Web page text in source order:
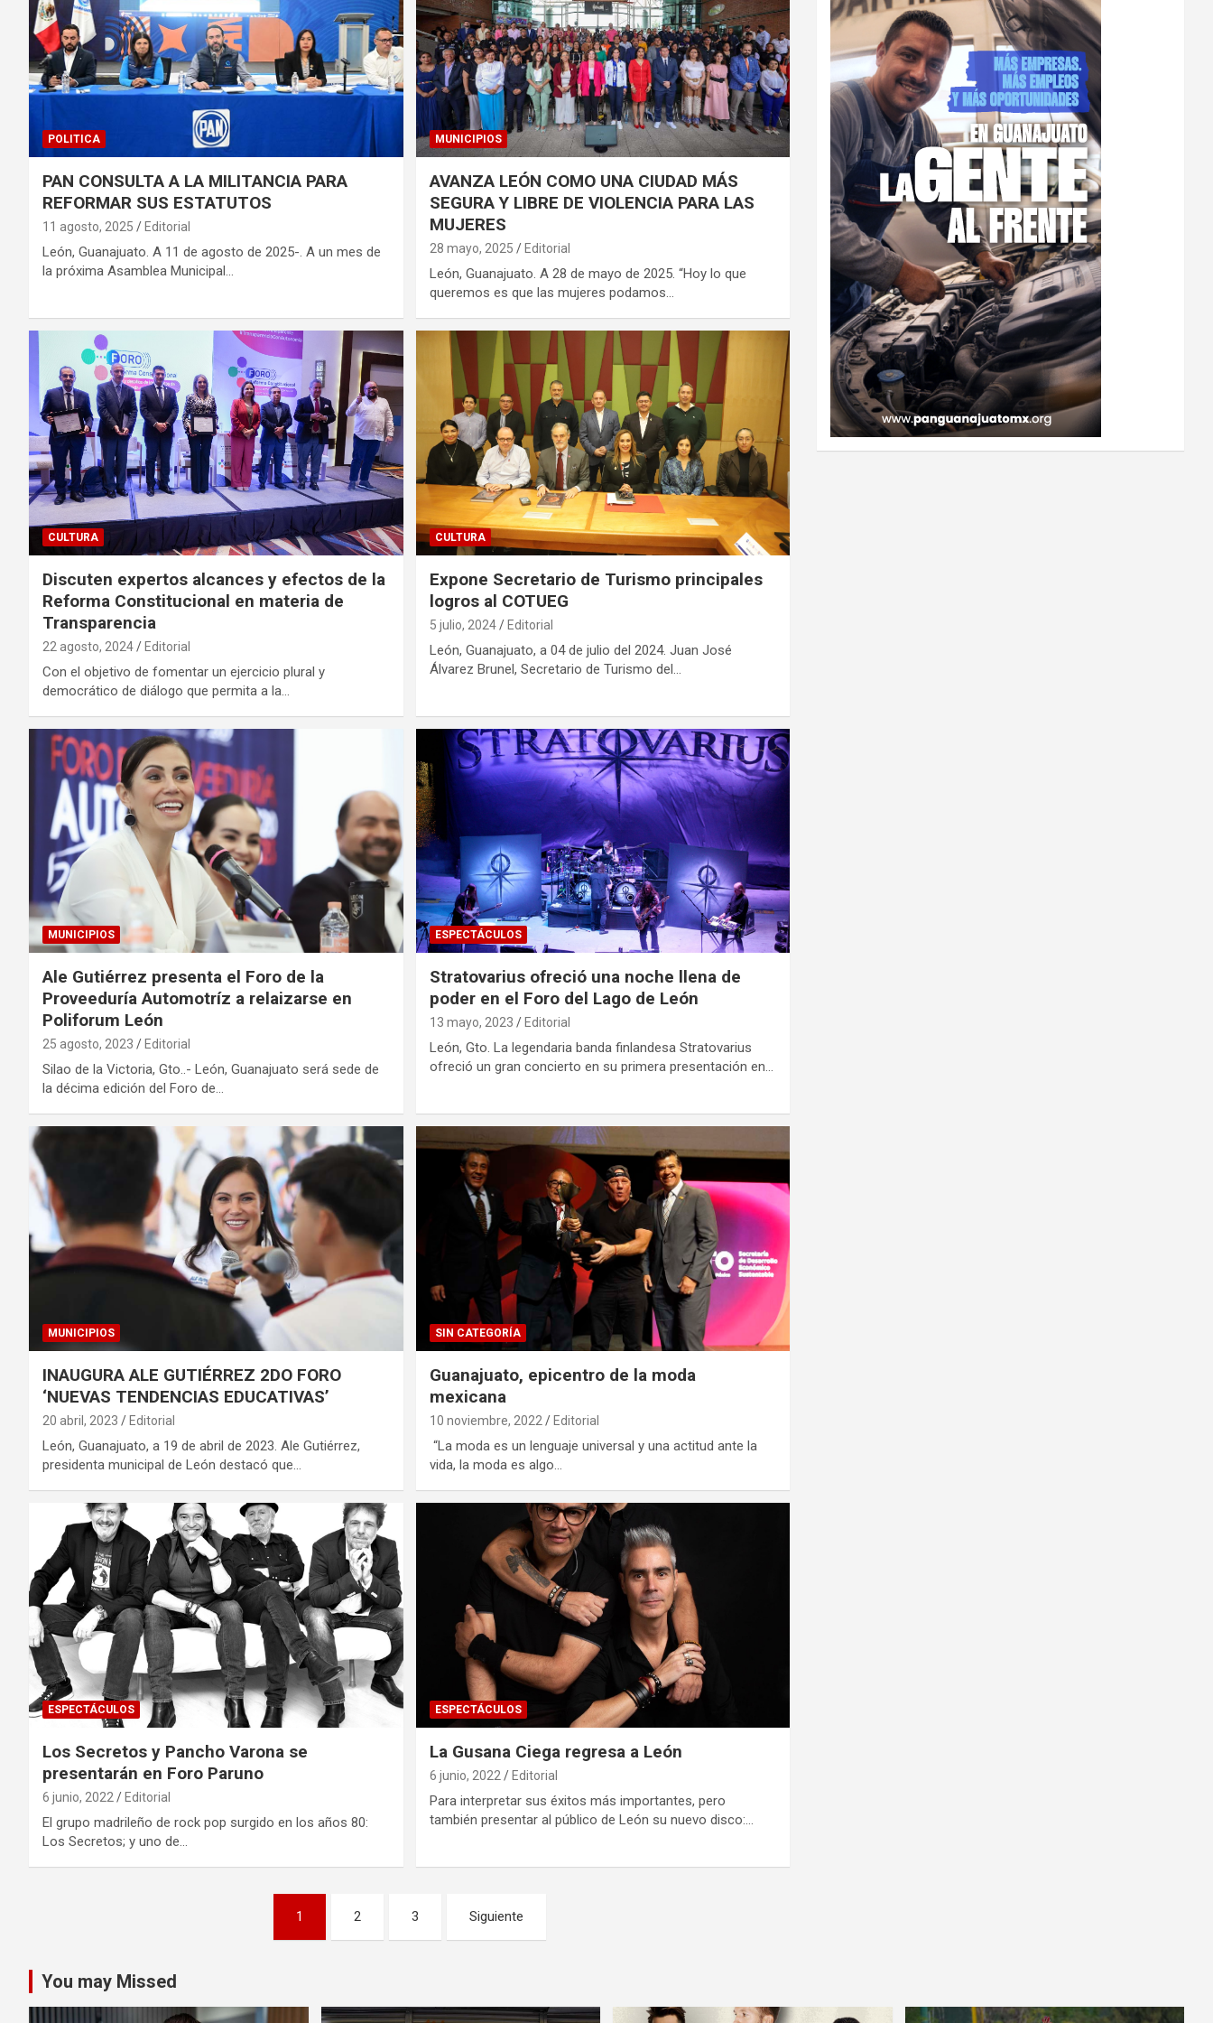
POLITICA
PAN CONSULTA A LA MILITANCIA PARA
REFORMAR SUS ESTATUTOS
11 agosto, 2025 Editorial
León, Guanajuato. A 11 de agosto de 2025-. A un mes de
la próxima Asamblea Municipal…
MUNICIPIOS
AVANZA LEÓN COMO UNA CIUDAD MÁS
SEGURA Y LIBRE DE VIOLENCIA PARA LAS
MUJERES
28 mayo, 2025 Editorial
León, Guanajuato. A 28 de mayo de 2025. “Hoy lo que
queremos es que las mujeres podamos…
CULTURA
Discuten expertos alcances y efectos de la
Reforma Constitucional en materia de
Transparencia
22 agosto, 2024 Editorial
Con el objetivo de fomentar un ejercicio plural y
democrático de diálogo que permita a la…
CULTURA
Expone Secretario de Turismo principales
logros al COTUEG
5 julio, 2024 Editorial
León, Guanajuato, a 04 de julio del 2024. Juan José
Álvarez Brunel, Secretario de Turismo del…
MUNICIPIOS
Ale Gutiérrez presenta el Foro de la
Proveeduría Automotríz a relaizarse en
Poliforum León
25 agosto, 2023 Editorial
Silao de la Victoria, Gto..- León, Guanajuato será sede de
la décima edición del Foro de…
ESPECTÁCULOS
Stratovarius ofreció una noche llena de
poder en el Foro del Lago de León
13 mayo, 2023 Editorial
León, Gto. La legendaria banda finlandesa Stratovarius
ofreció un gran concierto en su primera presentación en…
MUNICIPIOS
INAUGURA ALE GUTIÉRREZ 2DO FORO
‘NUEVAS TENDENCIAS EDUCATIVAS’
20 abril, 2023 Editorial
León, Guanajuato, a 19 de abril de 2023. Ale Gutiérrez,
presidenta municipal de León destacó que…
SIN CATEGORÍA
Guanajuato, epicentro de la moda
mexicana
10 noviembre, 2022 Editorial
“La moda es un lenguaje universal y una actitud ante la
vida, la moda es algo…
ESPECTÁCULOS
Los Secretos y Pancho Varona se
presentarán en Foro Paruno
6 junio, 2022 Editorial
El grupo madrileño de rock pop surgido en los años 80:
Los Secretos; y uno de…
ESPECTÁCULOS
La Gusana Ciega regresa a León
6 junio, 2022 Editorial
Para interpretar sus éxitos más importantes, pero
también presentar al público de León su nuevo disco:…
entradas
1 2 3 Siguiente
You may Missed